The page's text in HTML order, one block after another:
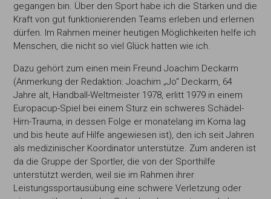
gegangen bin. Über den Sport habe ich die Stärken und die
Kraft von gut funktionierenden Teams erleben und erlernen
dürfen. Im Rahmen meiner heutigen Möglichkeiten helfe ich
Menschen, die nicht so viel Glück hatten wie ich.
Dazu gehört zum einen mein Freund Joachim Deckarm
(Anmerkung der Redaktion: Joachim „Jo“ Deckarm, 64
Jahre alt, Handball-Weltmeister 1978, erlitt 1979 in einem
Europacup-Spiel bei einem Sturz ein schweres Schädel-
Hirn-Trauma, in dessen Folge er monatelang im Koma lag
und bis heute auf Hilfe angewiesen ist), den ich seit Jahren
als medizinischer Koordinator unterstütze. Zum anderen ist
da die Gruppe der Sportler, die von der Sporthilfe
unterstützt werden, weil sie im Rahmen ihrer
Leistungssportausübung eine schwere Verletzung oder